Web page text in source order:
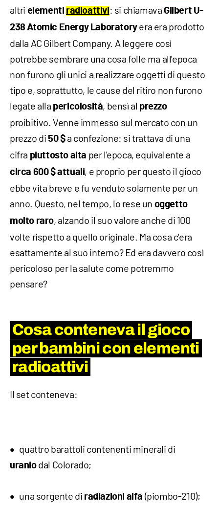
altri elementi radioattivi: si chiamava Gilbert U-
238 Atomic Energy Laboratoryera era prodotto
dalla AC Gilbert Company. A leggere così
potrebbe sembrare una cosa folle ma all'epoca
non furono gli unici a realizzare oggetti di questo
tipo e, soprattutto, le cause del ritiro non furono
legate alla pericolosità, bensì al prezzo
proibitivo. Venne immesso sul mercato con un
prezzo di 50 $ a confezione: si trattava di una
cifra piuttosto alta per l'epoca, equivalente a
circa 600 $ attuali, e proprio per questo il gioco
ebbe vita breve e fu venduto solamente per un
anno. Questo, nel tempo, lo rese un oggetto
molto raro, alzando il suo valore anche di 100
volte rispetto a quello originale. Ma cosa c'era
esattamente al suo interno? Ed era davvero così
pericoloso per la salute come potremmo
pensare?
Cosa conteneva il gioco
per bambini con elementi
radioattivi
Il set conteneva:
quattro barattoli contenenti minerali di
uraniodal Colorado;
una sorgente di radiazioni alfa (piombo-210);